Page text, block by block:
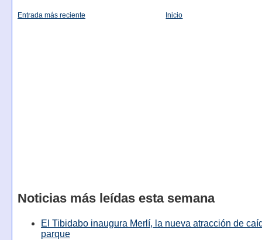
Entrada más reciente Inicio
Noticias más leídas esta semana
El Tibidabo inaugura Merlí, la nueva atracción de
parque